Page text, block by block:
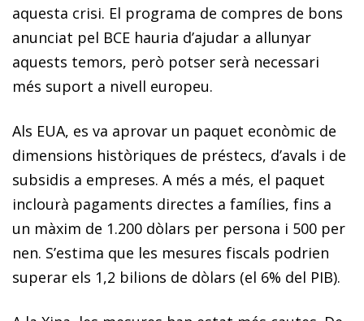
aquesta crisi. El programa de compres de bons
anunciat pel BCE hauria d’ajudar a allunyar
aquests temors, però potser serà necessari
més suport a nivell europeu.
Als EUA, es va aprovar un paquet econòmic de
dimensions històriques de préstecs, d’avals i de
subsidis a empreses. A més a més, el paquet
inclourà pagaments directes a famílies, fins a
un màxim de 1.200 dòlars per persona i 500 per
nen. S’estima que les mesures fiscals podrien
superar els 1,2 bilions de dòlars (el 6% del PIB).